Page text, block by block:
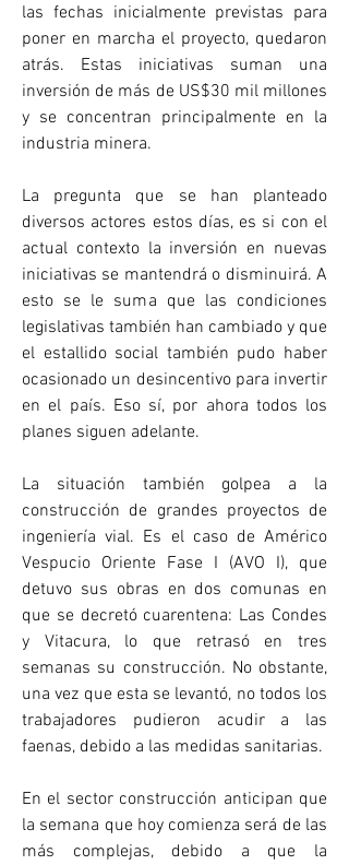
las fechas inicialmente previstas para
poner en marcha el proyecto, quedaron
atrás. Estas iniciativas suman una
inversión de más de US$30 mil millones
y se concentran principalmente en la
industria minera.
La pregunta que se han planteado
diversos actores estos días, es si con el
actual contexto la inversión en nuevas
iniciativas se mantendrá o disminuirá. A
esto se le suma que las condiciones
legislativas también han cambiado y que
el estallido social también pudo haber
ocasionado un desincentivo para invertir
en el país. Eso sí, por ahora todos los
planes siguen adelante.
La situación también golpea a la
construcción de grandes proyectos de
ingeniería vial. Es el caso de Américo
Vespucio Oriente Fase I (AVO I), que
detuvo sus obras en dos comunas en
que se decretó cuarentena: Las Condes
y Vitacura, lo que retrasó en tres
semanas su construcción. No obstante,
una vez que esta se levantó, no todos los
trabajadores pudieron acudir a las
faenas, debido a las medidas sanitarias.
En el sector construcción anticipan que
la semana que hoy comienza será de las
más complejas, debido a que la